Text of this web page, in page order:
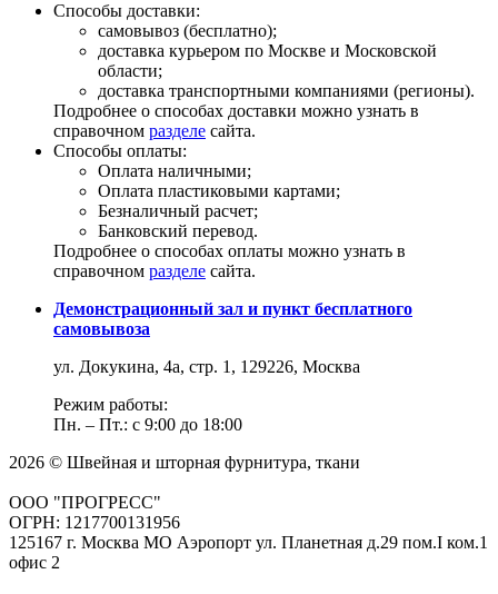
Способы доставки:
самовывоз (бесплатно);
доставка курьером по Москве и Московской
области;
доставка транспортными компаниями (регионы).
Подробнее о способах доставки можно узнать в
справочном разделе сайта.
Способы оплаты:
Оплата наличными;
Оплата пластиковыми картами;
Безналичный расчет;
Банковский перевод.
Подробнее о способах оплаты можно узнать в
справочном разделе сайта.
Демонстрационный зал и пункт бесплатного
самовывоза
ул. Докукина, 4а, стр. 1, 129226, Москва
Режим работы:
Пн. – Пт.: с 9:00 до 18:00
2026 © Швейная и шторная фурнитура, ткани
ООО "ПРОГРЕСС"
ОГРН: 1217700131956
125167 г. Москва МО Аэропорт ул. Планетная д.29 пом.I ком.1
офис 2